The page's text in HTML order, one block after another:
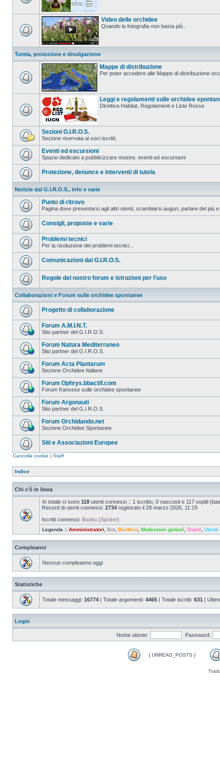
Video delle orchidee
Quando la fotografia non basta più...
Tutela, protezione e divulgazione
Mappe di distribuzione
Per poter accedere alle Mappe di distribuzione
Leggi e regolamenti sulle orchidee
Direttiva Habitat, Regolamenti e Liste Rosse
Sezioni G.I.R.O.S.
Sezione riservata ai soci iscritti.
Eventi ed escursioni
Spazio dedicato a pubblicizzare mostre, eventi ed escursioni
Protezione, denunce e interventi di tutela
Notizie dal G.I.R.O.S., info e varie
Punto di ritrovo
Pagina dove presentarsi agli altri utenti, scambiarsi auguri, parlare del più
Consigli, proposte e varie
Problemi tecnici
Per la risoluzione dei problemi tecnici...
Comunicazioni dal G.I.R.O.S.
Regole del nostro forum e istruzioni per l'uso
Collaborazioni e Forum sulle orchidee spontanee
Progetto di collaborazione
Forum A.M.I.N.T.
Sito partner del G.I.R.O.S.
Forum Natura Mediterraneo
Sito partner del G.I.R.O.S.
Forum Acta Plantarum
Sezione Orchidee Italiane
Forum Ophrys.bbactif.com
Forum francese sulle orchidee spontanee
Forum Argonauti
Sito partner del G.I.R.O.S.
Forum Orchidando.net
Sezione Orchidee Spontanee
Siti e Associazioni Europee
Cancella cookie | Staff
Indice
Chi c’è in linea
In totale ci sono 118 utenti connessi :: 1 iscritto, 0 nascosti e 117 ospiti
Record di utenti connessi: 2734 registrato il 28 marzo 2026, 11:19
Iscritti connessi: Baidu [Spider]
Legenda :: Amministratori Bot Direttivo Moderatori globali Ospiti Utenti
Compleanni
Nessun compleanno oggi
Statistiche
Totale messaggi: 16774 | Totale argomenti: 4465 | Totale iscritti: 631 |
Login
Nome utente: Password:
{ UNREAD_POSTS }